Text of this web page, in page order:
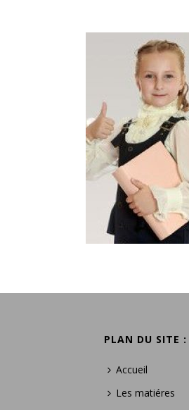
PLAN DU SITE :
Accueil
Les matiéres